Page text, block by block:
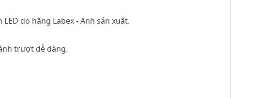
do hãng Labex - Anh sản xuất.
trượt dễ dàng.